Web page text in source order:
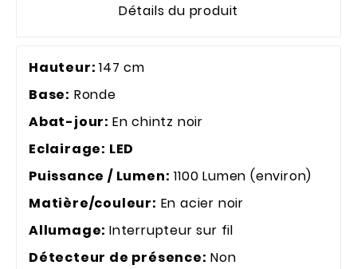
Détails du produit
Hauteur:147 cm
Base: Ronde
Abat-jour: En chintz noir
Eclairage: LED
Puissance / Lumen: 1100 Lumen (environ)
Matière/couleur: En acier noir
Allumage: Interrupteur sur fil
Détecteur de présence: Non